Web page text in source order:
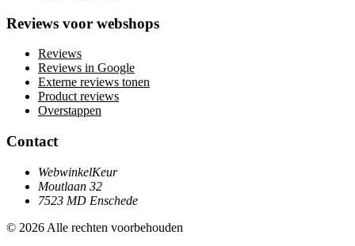
Reviews voor webshops
Reviews
Reviews in Google
Externe reviews tonen
Product reviews
Overstappen
Contact
WebwinkelKeur
Moutlaan 32
7523 MD Enschede
© 2026 Alle rechten voorbehouden